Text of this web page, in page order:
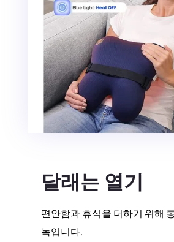
달래는 열기
편안함과 휴식을 더하기 위해
녹입니다.